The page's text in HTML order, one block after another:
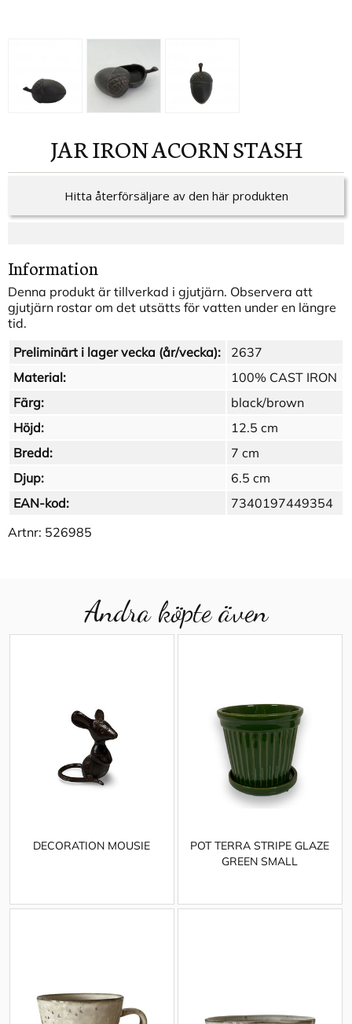
JAR IRON ACORN STASH
Hitta återförsäljare av den här produkten
Information
Denna produkt är tillverkad i gjutjärn. Observera att
gjutjärn rostar om det utsätts för vatten under en längre
tid.
Preliminärt i lager vecka (år/vecka):
2637
Material:
100% CAST IRON
Färg:
black/brown
Höjd:
12.5 cm
Bredd:
7 cm
Djup:
6.5 cm
EAN-kod:
7340197449354
Artnr: 526985
Andra köpte även
DECORATION MOUSIE
POT TERRA STRIPE GLAZE
GREEN SMALL